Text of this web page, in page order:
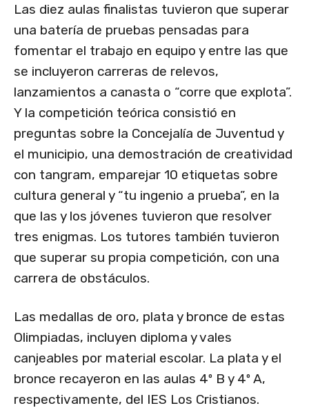
Las diez aulas finalistas tuvieron que superar
una batería de pruebas pensadas para
fomentar el trabajo en equipo y entre las que
se incluyeron carreras de relevos,
lanzamientos a canasta o “corre que explota”.
Y la competición teórica consistió en
preguntas sobre la Concejalía de Juventud y
el municipio, una demostración de creatividad
con tangram, emparejar 10 etiquetas sobre
cultura general y “tu ingenio a prueba”, en la
que las y los jóvenes tuvieron que resolver
tres enigmas. Los tutores también tuvieron
que superar su propia competición, con una
carrera de obstáculos.
Las medallas de oro, plata y bronce de estas
Olimpiadas, incluyen diploma y vales
canjeables por material escolar. La plata y el
bronce recayeron en las aulas 4º B y 4º A,
respectivamente, del IES Los Cristianos.